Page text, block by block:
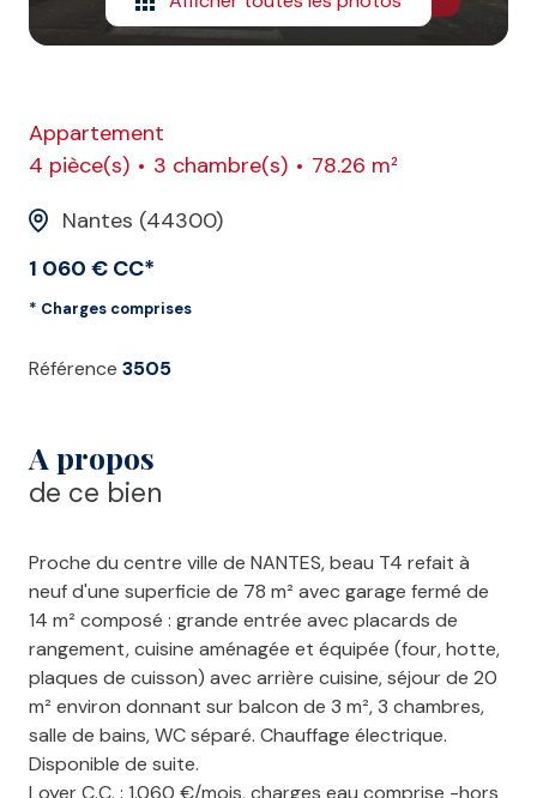
Appartement
4 pièce(s)
3 chambre(s)
78.26 m²
Nantes (44300)
1 060 € CC*
* Charges comprises
Référence 3505
A propos
de ce bien
Proche du centre ville de NANTES, beau T4 refait à
neuf d'une superficie de 78 m² avec garage fermé de
14 m² composé : grande entrée avec placards de
rangement, cuisine aménagée et équipée (four, hotte,
plaques de cuisson) avec arrière cuisine, séjour de 20
m² environ donnant sur balcon de 3 m², 3 chambres,
salle de bains, WC séparé. Chauffage électrique.
Disponible de suite.
Loyer C.C. : 1.060 €/mois, charges eau comprise -hors